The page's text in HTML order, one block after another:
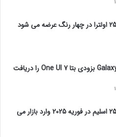
گوشی Galaxy A55 بزودی بتا One UI 7 را دریافت
گلکسی اس 25 اسلیم در فوریه 2025 وارد بازار می